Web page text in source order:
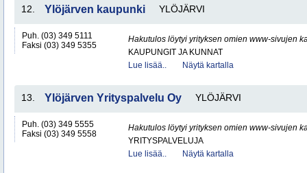
12. Ylöjärven kaupunki YLÖJÄRVI
Puh. (03) 349 5111
Faksi (03) 349 5355
Hakutulos löytyi yrityksen omien www-sivujen
KAUPUNGIT JA KUNNAT
Lue lisää..
Näytä kartalla
13. Ylöjärven Yrityspalvelu Oy YLÖJÄRVI
Puh. (03) 349 5555
Faksi (03) 349 5558
Hakutulos löytyi yrityksen omien www-sivujen
YRITYSPALVELUJA
Lue lisää..
Näytä kartalla